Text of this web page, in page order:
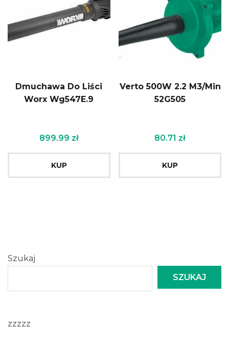
Dmuchawa Do Liści
Worx Wg547E.9
899.99 zł
KUP
Verto 500W 2.2 M3/Min
52G505
80.71 zł
KUP
Szukaj
SZUKAJ
zzzzz